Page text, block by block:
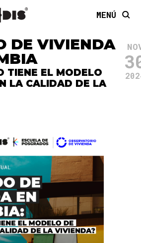
MENÚ
DE VIVIENDA
TIENE EL MODELO
LA CALIDAD DE LA